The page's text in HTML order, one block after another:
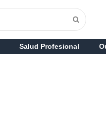
Salud Profesional